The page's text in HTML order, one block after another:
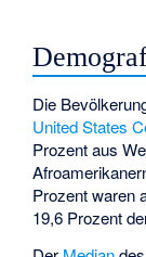
Die
United States
Prozent aus
Prozent waren
19,6 Prozent